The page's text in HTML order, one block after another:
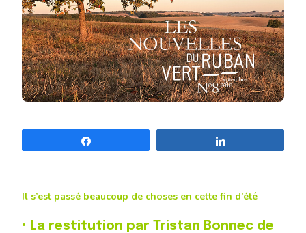
RUBAN
VERT
–
SEPTEMBRE
2018
Il s’est passé beaucoup de choses en cette fin d’été
• La restitution par Tristan Bonnec de